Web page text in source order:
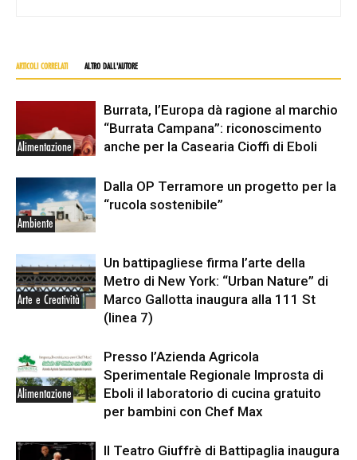
ARTICOLI CORRELATI ALTRO DALL'AUTORE
Alimentazione
Burrata, l’Europa dà ragione al marchio
“Burrata Campana”: riconoscimento
anche per la Casearia Cioffi di Eboli
Ambiente
Dalla OP Terramore un progetto per la
“rucola sostenibile”
Arte e Creatività
Un battipagliese firma l’arte della
Metro di New York: “Urban Nature” di
Marco Gallotta inaugura alla 111 St
(linea 7)
Alimentazione
Presso l’Azienda Agricola
Sperimentale Regionale Improsta di
Eboli il laboratorio di cucina gratuito
per bambini con Chef Max
Il Teatro Giuffrè di Battipaglia inaugura